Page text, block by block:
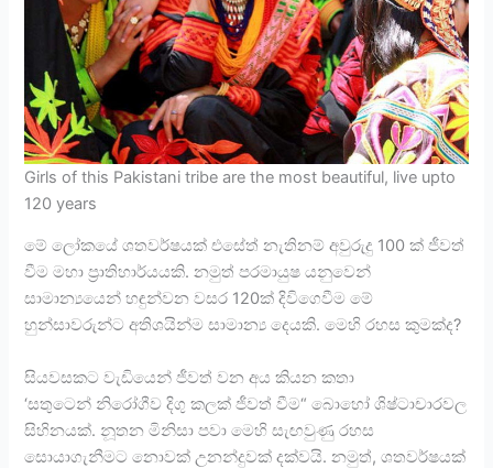
Girls of this Pakistani tribe are the most beautiful, live upto
120 years
මේ ලෝකයේ ශතවර්ෂයක් එසේත් නැතිනම් අවුරුදු 100 ක් ජීවත්
වීම මහා ප්‍රාතිහාර්යයකි. නමුත් පරමායුෂ යනුවෙන්
සාමාන්‍යයෙන් හඳුන්වන වසර 120ක් දිවිගෙවීම මේ
හුන්සාවරුන්ට අතිශයින්ම සාමාන්‍ය දෙයකි. මෙහි රහස කුමක්ද?
සියවසකට වැඩියෙන් ජීවත් වන අය කියන කතා
‘සතුටෙන් නිරෝගීව දිගු කලක් ජීවත් වීම“ බොහෝ ශිෂ්ටාචාරවල
සිහිනයක්. නූතන මිනිසා පවා මෙහි සැඟවුණු රහස
සොයාගැනීමට නොවක් උනන්දුවක් දක්වයි. නමුත්, ශතවර්ෂයක්